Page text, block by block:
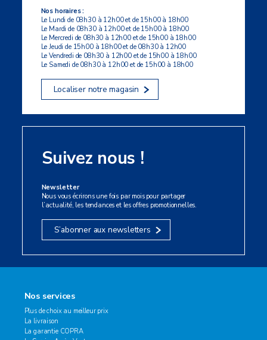
Nos horaires :
Le Lundi de 08h30 à 12h00 et de 15h00 à 18h00
Le Mardi de 08h30 à 12h00 et de 15h00 à 18h00
Le Mercredi de 08h30 à 12h00 et de 15h00 à 18h00
Le Jeudi de 15h00 à 18h00 et de 08h30 à 12h00
Le Vendredi de 08h30 à 12h00 et de 15h00 à 18h00
Le Samedi de 08h30 à 12h00 et de 15h00 à 18h00
Localiser notre magasin
Suivez nous !
Newsletter
Nous vous écrirons une fois par mois pour partager
l’actualité, les tendances et les offres promotionnelles.
S’abonner aux newsletters
Nos services
Plus de choix au meilleur prix
La livraison
La garantie COPRA